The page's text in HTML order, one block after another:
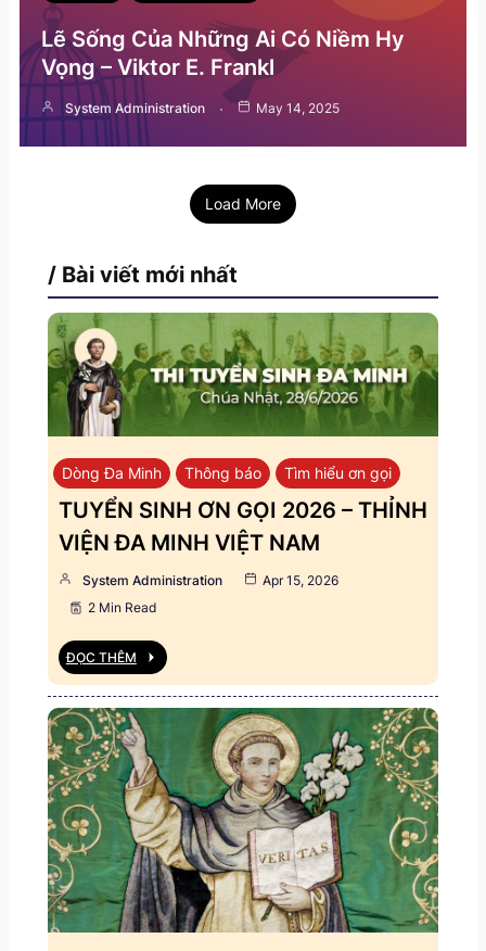
Lẽ Sống Của Những Ai Có Niềm Hy
Vọng – Viktor E. Frankl
System Administration May 14, 2025
Load More
/ Bài viết mới nhất
Dòng Đa Minh Thông báo Tìm hiểu ơn gọi
TUYỂN SINH ƠN GỌI 2026 – THỈNH
VIỆN ĐA MINH VIỆT NAM
System Administration
Apr 15, 2026
2 Min Read
ĐỌC THÊM